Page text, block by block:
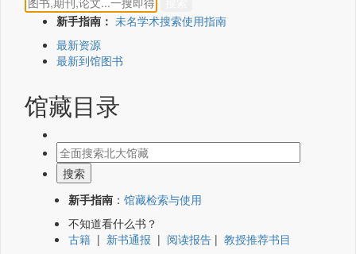
新手指南： 未名学术搜索使用指南
最新资源
最新到馆图书
馆藏目录
新手指南 ： 馆藏检索与使用
不知道看什么书？
古籍 | 新书通报 | 阅读报告 | 教授推荐书目